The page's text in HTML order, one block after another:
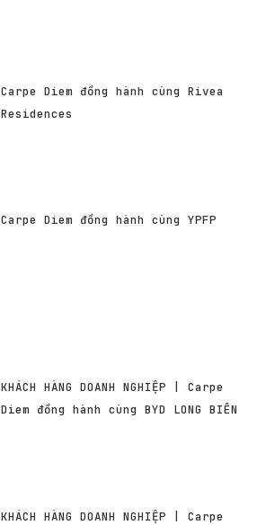
Carpe Diem đồng hành cùng Rivea
Residences
Carpe Diem đồng hành cùng YPFP
KHÁCH HÀNG DOANH NGHIỆP | Carpe
Diem đồng hành cùng BYD LONG BIÊN
KHÁCH HÀNG DOANH NGHIỆP | Carpe